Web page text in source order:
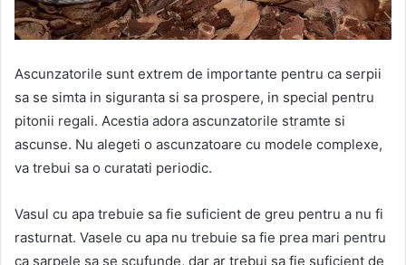
Ascunzatorile sunt extrem de importante pentru ca serpii
sa se simta in siguranta si sa prospere, in special pentru
pitonii regali. Acestia adora ascunzatorile stramte si
ascunse. Nu alegeti o ascunzatoare cu modele complexe,
va trebui sa o curatati periodic.
Vasul cu apa trebuie sa fie suficient de greu pentru a nu fi
rasturnat. Vasele cu apa nu trebuie sa fie prea mari pentru
ca sarpele sa se scufunde, dar ar trebui sa fie suficient de